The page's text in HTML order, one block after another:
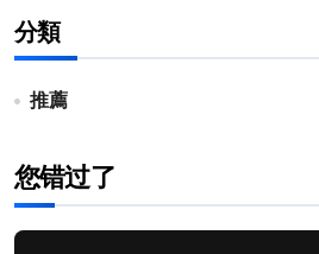
分類
推薦
您错过了